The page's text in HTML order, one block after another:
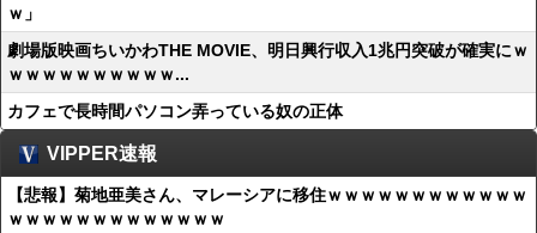
ｗ」
劇場版映画ちいかわTHE MOVIE、明日興行収入1兆円突破が確実にｗ
ｗｗｗｗｗｗｗｗｗｗ...
カフェで長時間パソコン弄っている奴の正体
VIPPER速報
【悲報】菊地亜美さん、マレーシアに移住ｗｗｗｗｗｗｗｗｗｗｗｗ
ｗｗｗｗｗｗｗｗｗｗｗｗｗ